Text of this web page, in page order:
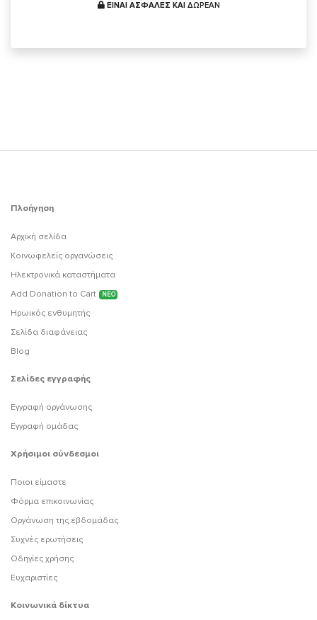
ΕΙΝΑΙ ΑΣΦΑΛΕΣ ΚΑΙ ΔΩΡΕΑΝ
Πλοήγηση
Αρχική σελίδα
Κοινωφελείς οργανώσεις
Ηλεκτρονικά καταστήματα
Add Donation to Cart
ΝΕΟ
Ηρωικός ενθυμητής
Σελίδα διαφάνειας
Blog
Σελίδες εγγραφής
Εγγραφή οργάνωσης
Εγγραφή ομάδας
Χρήσιμοι σύνδεσμοι
Ποιοι είμαστε
Φόρμα επικοινωνίας
Οργάνωση της εβδομάδας
Συχνές ερωτήσεις
Οδηγίες χρήσης
Ευχαριστίες
Κοινωνικά δίκτυα